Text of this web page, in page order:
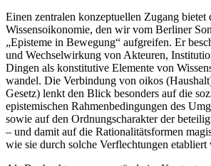
Einen zentralen konzeptuellen Zugang
Wissensoikonomie, den wir vom Berliner
„Episteme in Bewegung“ aufgreifen. Er
und Wechselwirkung von Akteuren,
Dingen als konstitutive Elemente von
wandel. Die Verbindung von oikos
Gesetz) lenkt den Blick besonders auf die
epistemischen Rahmenbedingungen des
sowie auf den Ordnungscharakter der
– und damit auf die Rationalitätsformen
wie sie durch solche Verflechtungen etabliert